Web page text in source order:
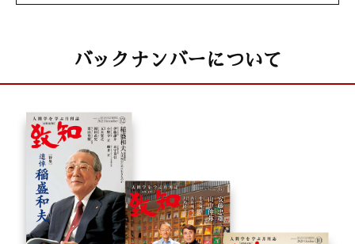
バックナンバーについて